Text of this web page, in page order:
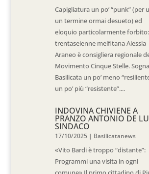
Capigliatura un po’ “punk” (per
un termine ormai desueto) ed
eloquio particolarmente
trentaseienne melfitana Alessia
Araneo è consigliera regionale
Movimento Cinque Stelle.
Basilicata un po’ meno
un po’ più “resistente”....
INDOVINA CHIVIENE A
PRANZO ANTONIO DE
SINDACO
17/10/2025 | Basilicatanews
«Vito Bardi è troppo “distante”:
Programmi una visita in ogni